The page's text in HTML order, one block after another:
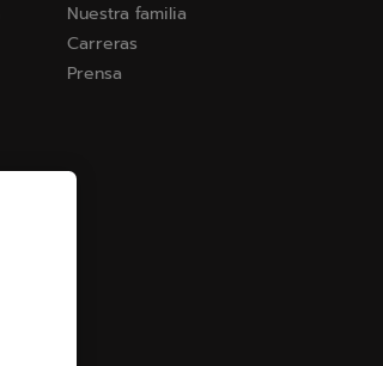
Nuestra familia
Carreras
Prensa